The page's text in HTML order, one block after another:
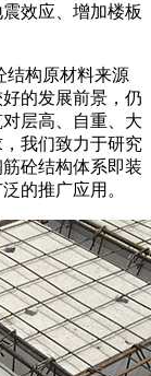
效应、增加楼板
构原材料来源
的发展前景，仍
层高、自重、大
我们致力于研究
砼结构体系即装
的推广应用。